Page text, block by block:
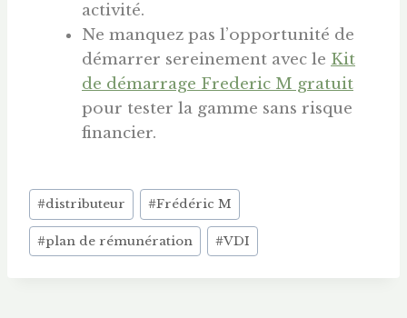
activité.
Ne manquez pas l’opportunité de
démarrer sereinement avec le Kit
de démarrage Frederic M gratuit
pour tester la gamme sans risque
financier.
Étiquettes
de
la
#distributeur #Frédéric M
#plan de rémunération #VDI